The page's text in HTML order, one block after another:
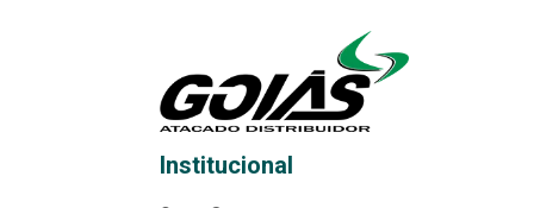
Institucional